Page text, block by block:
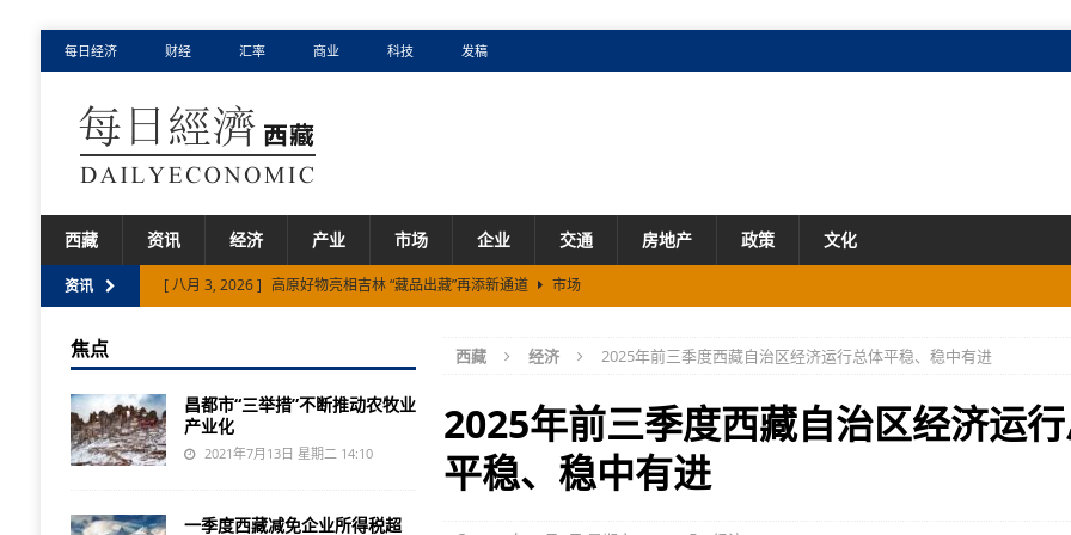
每日经济 财经 汇率 商业 科技 发稿
西藏 资讯 经济 产业 市场 企业 交通 房地产 政策 文化
资讯 [ 八月 3, 2026 ] 高原好物亮相吉林 “藏品出藏”再添新通道
市场
[ 八月 5, 2026 ] 上半年西藏特色产品出口额同比增长18.7% 市场
西藏 经济 2025年前三季度西藏自治区经济运行总体平稳、稳中有进
2025年前三季度西藏自治区经济运
平稳、稳中有进
焦点
昌都市“三举措”不断推动农牧业
产业化
2021年7月13日 星期二 14:10
一季度西藏减免企业所得税超